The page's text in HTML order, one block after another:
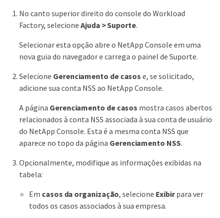
No canto superior direito do console do Workload
Factory, selecione Ajuda > Suporte.
Selecionar esta opção abre o NetApp Console em uma
nova guia do navegador e carrega o painel de Suporte.
Selecione Gerenciamento de casos e, se solicitado,
adicione sua conta NSS ao NetApp Console.
A página Gerenciamento de casos mostra casos abertos
relacionados à conta NSS associada à sua conta de usuário
do NetApp Console. Esta é a mesma conta NSS que
aparece no topo da página Gerenciamento NSS.
Opcionalmente, modifique as informações exibidas na
tabela:
Em casos da organização, selecione Exibirpara ver
todos os casos associados à sua empresa.